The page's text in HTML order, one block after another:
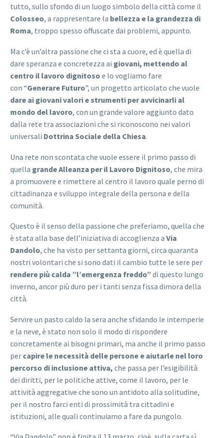
tutto, sullo sfondo di un luogo simbolo della città come il
Colosseo, a rappresentare la bellezza e la grandezza di
Roma, troppo spesso offuscate dai problemi, appunto.
Ma c’è un’altra passione che ci sta a cuore, ed è quella di
dare speranza e concretezza ai giovani, mettendo al
centro il lavoro dignitoso e lo vogliamo fare
con “Generare Futuro”, un progetto articolato che vuole
dare ai giovani valori e strumenti per avvicinarli al
mondo del lavoro, con un grande valore aggiunto dato
dalla rete tra associazioni che si riconoscono nei valori
universali Dottrina Sociale della Chiesa.
Una rete non scontata che vuole essere il primo passo di
quella grande Alleanza per il Lavoro Dignitoso, che mira
a promuovere e rimettere al centro il lavoro quale perno di
cittadinanza e sviluppo integrale della persona e della
comunità.
Questo è il senso della passione che preferiamo, quella che
è stata alla base dell’iniziativa di accoglienza a Via
Dandolo, che ha visto per settanta giorni, circa quaranta
nostri volontari che si sono dati il cambio tutte le sere per
rendere più calda ”l’emergenza freddo” di questo lungo
inverno, ancor più duro per i tanti senza fissa dimora della
città.
Servire un pasto caldo la sera anche sfidando le intemperie
e la neve, è stato non solo il modo di rispondere
concretamente ai bisogni primari, ma anche il primo passo
per capire le necessità delle persone e aiutarle nel loro
percorso di inclusione attiva, che passa per l’esigibilità
dei diritti, per le politiche attive, come il lavoro, per le
attività aggregative che sono un antidoto alla solitudine,
per il nostro farci enti di prossimità tra cittadini e
istituzioni, alle quali continuiamo a fare da pungolo.